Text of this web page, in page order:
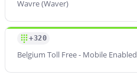
Wavre (Waver)
+320
Belgium Toll Free - Mobile Enabled